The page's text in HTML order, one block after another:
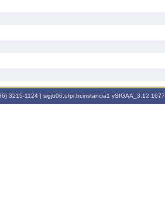
3215-1124 | sigjb06.ufpi.br.instancia1 vSIGAA_3.12.1677